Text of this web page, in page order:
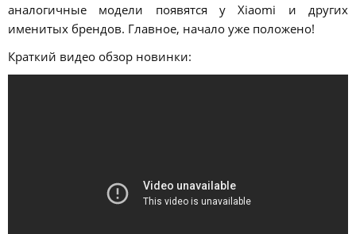
аналогичные модели появятся у Xiaomi и других
именитых брендов. Главное, начало уже положено!
Краткий видео обзор новинки: